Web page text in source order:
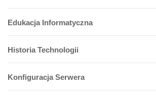
Edukacja Informatyczna
Historia Technologii
Konfiguracja Serwera